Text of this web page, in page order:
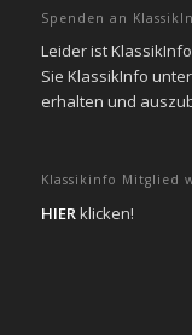
Spenden an
Leider ist
Sie KlassikInfo
erhalten und
Klassikinfo Mitglied
HIER klicken!